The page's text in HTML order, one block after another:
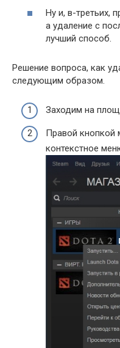
Ну и, в-третьих,
а удаление с
лучший способ.
Решение вопроса, как
следующим образом.
Заходим на
Правой кнопкой
контекстное